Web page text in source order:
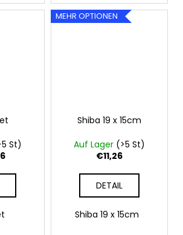
St)
MEHR OPTIONEN
Shiba 19 x 15cm
Auf Lager (>5 St)
€11,26
DETAIL
Shiba 19 x 15cm